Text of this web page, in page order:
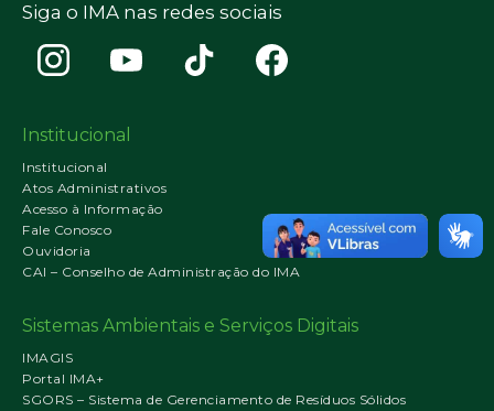
Siga o IMA nas redes sociais
Institucional
Institucional
Atos Administrativos
Acesso à Informação
Fale Conosco
Ouvidoria
CAI – Conselho de Administração do IMA
Sistemas Ambientais e Serviços Digitais
IMAGIS
Portal IMA+
SGORS – Sistema de Gerenciamento de Resíduos Sólidos